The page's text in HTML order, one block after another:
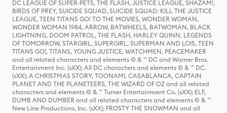
DC LEAGUE OF SUPER-PETS, THE FLASH, JUSTICE LEAGUE, SHAZAM!,
BIRDS OF PREY, SUICIDE SQUAD, SUICIDE SQUAD: KILL THE JUSTICE
LEAGUE, TEEN TITANS GO! TO THE MOVIES, WONDER WOMAN,
WONDER WOMAN 1984, ARROW, BATWHEELS, BATWOMAN, BLACK
LIGHTNING, DOOM PATROL, THE FLASH, HARLEY QUINN, LEGENDS
OF TOMORROW, STARGIRL, SUPERGIRL, SUPERMAN AND LOIS, TEEN
TITANS GO!, TITANS, YOUNG JUSTICE, WATCHMEN, PEACEMAKER
and all related characters and elements © & ™ DC and Warner Bros.
Entertainment Inc. (sXX); All DC characters and elements © & ™ DC.
(sXX); A CHRISTMAS STORY, TOONAMI, CASABLANCA, CAPTAIN
PLANET AND THE PLANETEERS, THE WIZARD OF OZ and all related
characters and elements © & ™ Turner Entertainment Co. (sXX); ELF,
DUMB AND DUMBER and all related characters and elements © & ™
New Line Productions, Inc. (sXX); FROSTY THE SNOWMAN and all